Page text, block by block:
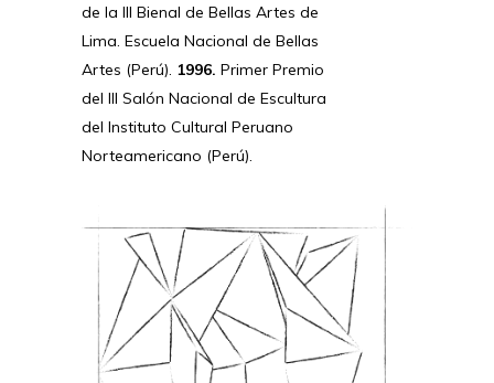
de la III Bienal de Bellas Artes de
Lima. Escuela Nacional de Bellas
Artes (Perú). 1996. Primer Premio
del III Salón Nacional de Escultura
del Instituto Cultural Peruano
Norteamericano (Perú).